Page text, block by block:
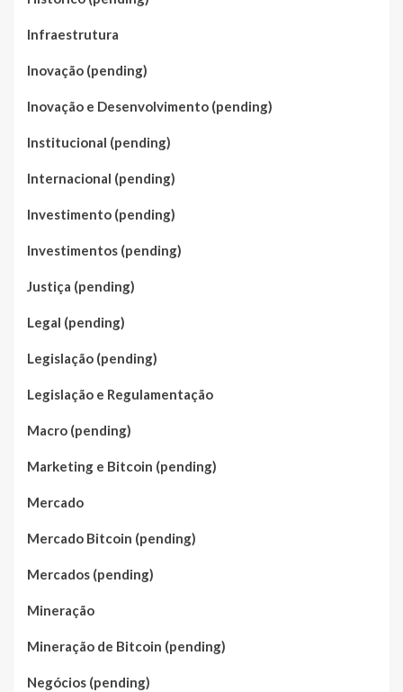
Infraestrutura
Inovação (pending)
Inovação e Desenvolvimento (pending)
Institucional (pending)
Internacional (pending)
Investimento (pending)
Investimentos (pending)
Justiça (pending)
Legal (pending)
Legislação (pending)
Legislação e Regulamentação
Macro (pending)
Marketing e Bitcoin (pending)
Mercado
Mercado Bitcoin (pending)
Mercados (pending)
Mineração
Mineração de Bitcoin (pending)
Negócios (pending)